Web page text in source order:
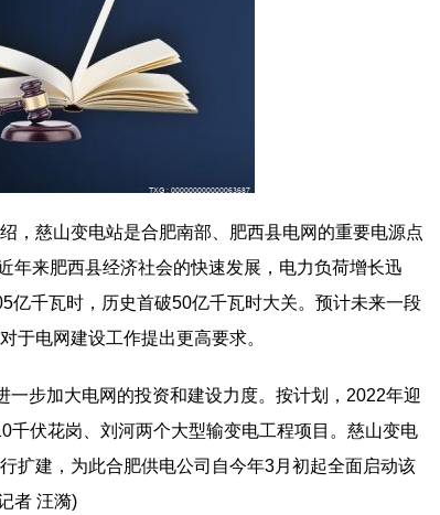
，慈山变电站是合肥南部、肥西县电网的重要电源点
年来肥西县经济社会的快速发展，电力负荷增长迅
亿千瓦时，历史首破50亿千瓦时大关。预计未来一段
于电网建设工作提出更高要求。
一步加大电网的投资和建设力度。按计划，2022年迎
千伏花岗、刘河两个大型输变电工程项目。慈山变电
扩建，为此合肥供电公司自今年3月初起全面启动该
者 汪漪)